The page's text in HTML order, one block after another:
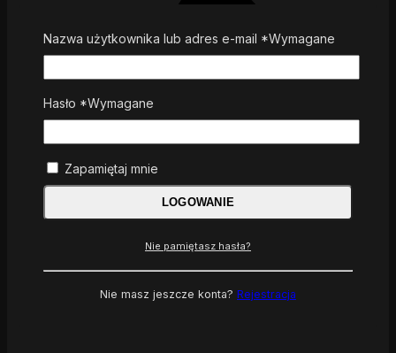
Nazwa użytkownika lub adres e-mail *Wymagane
Hasło *Wymagane
Zapamiętaj mnie
LOGOWANIE
Nie pamiętasz hasła?
Nie masz jeszcze konta? Rejestracja